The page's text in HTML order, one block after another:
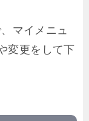
マイメニュ
変更をして下